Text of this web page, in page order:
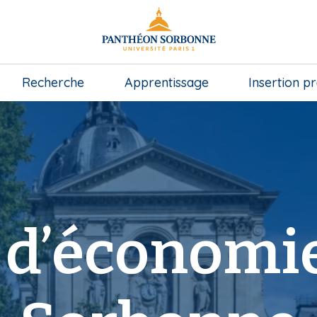
Recherche Apprentissage Insertion